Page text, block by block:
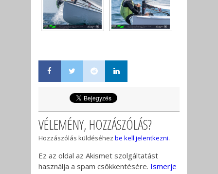
VÉLEMÉNY, HOZZÁSZÓLÁS?
Hozzászólás küldéséhez be kell jelentkezni.
Ez az oldal az Akismet szolgáltatást
használja a spam csökkentésére. Ismerje